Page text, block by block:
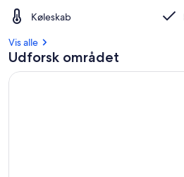
Køleskab
Vis alle
Udforsk området